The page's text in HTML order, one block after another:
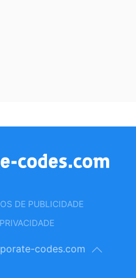
DE PUBLICIDADE
codes.com